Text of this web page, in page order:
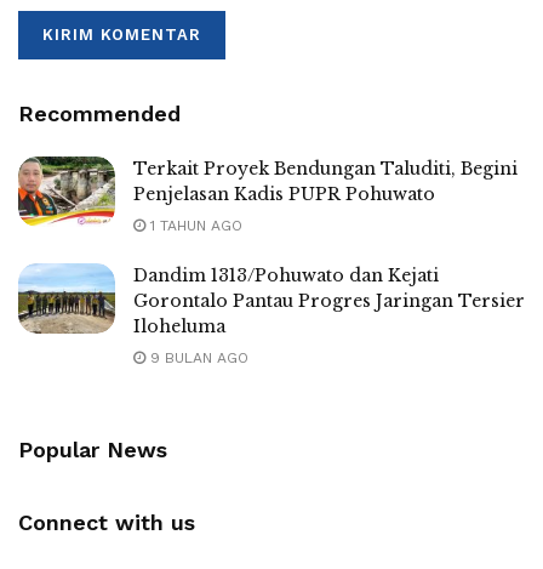
Recommended
Terkait Proyek Bendungan Taluditi, Begini
Penjelasan Kadis PUPR Pohuwato
1 TAHUN AGO
Dandim 1313/Pohuwato dan Kejati
Gorontalo Pantau Progres Jaringan Tersier
Iloheluma
9 BULAN AGO
Popular News
Connect with us